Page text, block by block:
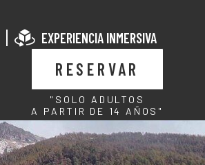
EXPERIENCIA INMERSIVA
RESERVAR
"SOLO ADULTOS
A PARTIR DE 14 AÑOS"